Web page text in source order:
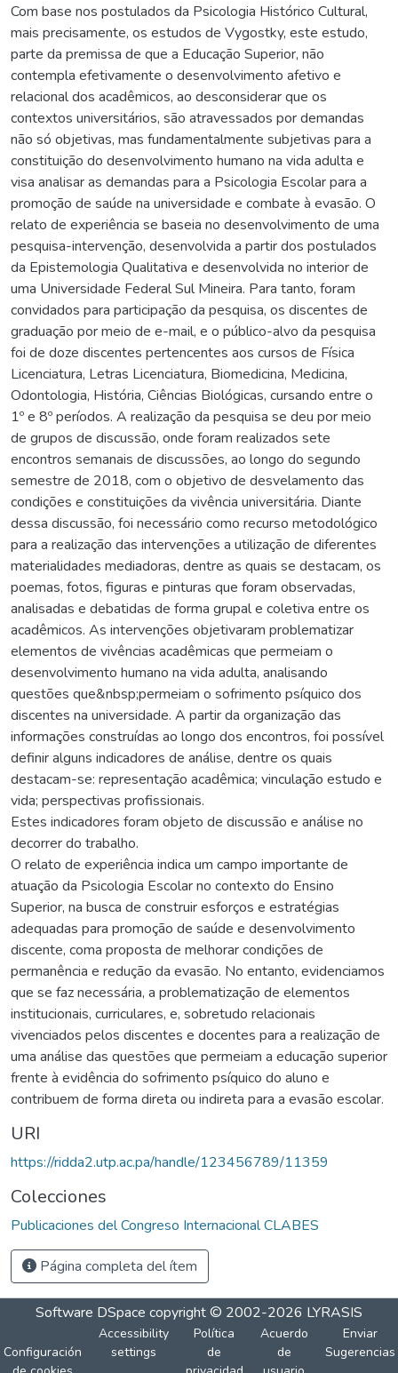
Com base nos postulados da Psicologia Histórico Cultural,
mais precisamente, os estudos de Vygostky, este estudo,
parte da premissa de que a Educação Superior, não
contempla efetivamente o desenvolvimento afetivo e
relacional dos acadêmicos, ao desconsiderar que os
contextos universitários, são atravessados por demandas
não só objetivas, mas fundamentalmente subjetivas para a
constituição do desenvolvimento humano na vida adulta e
visa analisar as demandas para a Psicologia Escolar para a
promoção de saúde na universidade e combate à evasão. O
relato de experiência se baseia no desenvolvimento de uma
pesquisa-intervenção, desenvolvida a partir dos postulados
da Epistemologia Qualitativa e desenvolvida no interior de
uma Universidade Federal Sul Mineira. Para tanto, foram
convidados para participação da pesquisa, os discentes de
graduação por meio de e-mail, e o público-alvo da pesquisa
foi de doze discentes pertencentes aos cursos de Física
Licenciatura, Letras Licenciatura, Biomedicina, Medicina,
Odontologia, História, Ciências Biológicas, cursando entre o
1º e 8º períodos. A realização da pesquisa se deu por meio
de grupos de discussão, onde foram realizados sete
encontros semanais de discussões, ao longo do segundo
semestre de 2018, com o objetivo de desvelamento das
condições e constituições da vivência universitária. Diante
dessa discussão, foi necessário como recurso metodológico
para a realização das intervenções a utilização de diferentes
materialidades mediadoras, dentre as quais se destacam, os
poemas, fotos, figuras e pinturas que foram observadas,
analisadas e debatidas de forma grupal e coletiva entre os
acadêmicos. As intervenções objetivaram problematizar
elementos de vivências acadêmicas que permeiam o
desenvolvimento humano na vida adulta, analisando
questões que&nbsp;permeiam o sofrimento psíquico dos
discentes na universidade. A partir da organização das
informações construídas ao longo dos encontros, foi possível
definir alguns indicadores de análise, dentre os quais
destacam-se: representação acadêmica; vinculação estudo e
vida; perspectivas profissionais.
Estes indicadores foram objeto de discussão e análise no
decorrer do trabalho.
O relato de experiência indica um campo importante de
atuação da Psicologia Escolar no contexto do Ensino
Superior, na busca de construir esforços e estratégias
adequadas para promoção de saúde e desenvolvimento
discente, coma proposta de melhorar condições de
permanência e redução da evasão. No entanto, evidenciamos
que se faz necessária, a problematização de elementos
institucionais, curriculares, e, sobretudo relacionais
vivenciados pelos discentes e docentes para a realização de
uma análise das questões que permeiam a educação superior
frente à evidência do sofrimento psíquico do aluno e
contribuem de forma direta ou indireta para a evasão escolar.
URI
https://ridda2.utp.ac.pa/handle/123456789/11359
Colecciones
Publicaciones del Congreso Internacional CLABES
Página completa del ítem
Software DSpace copyright © 2002-2026 LYRASIS
Configuración
Accessibility
settings
Política
de
Acuerdo
de
Enviar
Sugerencias